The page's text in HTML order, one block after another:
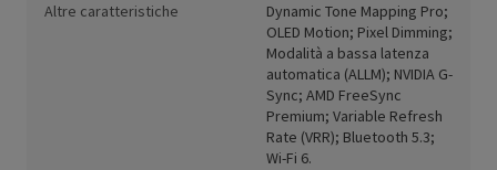
Altre caratteristiche
Dynamic Tone Mapping Pro;
OLED Motion; Pixel Dimming;
Modalità a bassa latenza
automatica (ALLM); NVIDIA G-
Sync; AMD FreeSync
Premium; Variable Refresh
Rate (VRR); Bluetooth 5.3;
Wi-Fi 6.